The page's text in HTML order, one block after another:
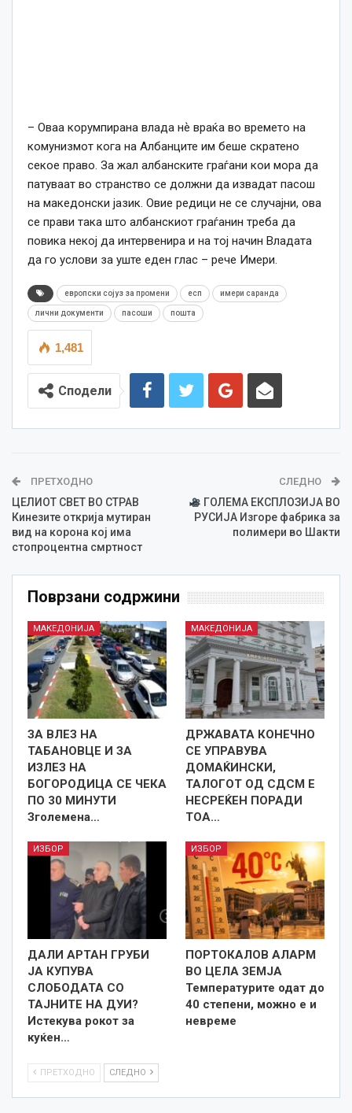
– Оваа корумпирана влада нѐ враќа во времето на
комунизмот кога на Албанците им беше скратено
секое право. За жал албанските граѓани кои мора да
патуваат во странство се должни да извадат пасош
на македонски јазик. Овие редици не се случајни, ова
се прави така што албанскиот граѓанин треба да
повика некој да интервенира и на тој начин Владата
да го услови за уште еден глас – рече Имери.
европски сојуз за промени есп имери саранда
лични документи пасоши пошта
1,481
Сподели
ПРЕТХОДНО
ЦЕЛИОТ СВЕТ ВО СТРАВ
Кинезите открија мутиран
вид на корона кој има
стопроцентна смртност
СЛЕДНО
ГОЛЕМА ЕКСПЛОЗИЈА ВО
РУСИЈА Изгоре фабрика за
полимери во Шакти
Поврзани содржини
МАКЕДОНИЈА
ЗА ВЛЕЗ НА
ТАБАНОВЦЕ И ЗА
ИЗЛЕЗ НА
БОГОРОДИЦА СЕ ЧЕКА
ПО 30 МИНУТИ
Зголемена…
МАКЕДОНИЈА
ДРЖАВАТА КОНЕЧНО
СЕ УПРАВУВА
ДОМАЌИНСКИ,
ТАЛОГОТ ОД СДСМ Е
НЕСРЕЌЕН ПОРАДИ
ТОА…
ИЗБОР
ДАЛИ АРТАН ГРУБИ
ЈА КУПУВА
СЛОБОДАТА СО
ТАЈНИТЕ НА ДУИ?
Истекува рокот за
куќен…
ИЗБОР
ПОРТОКАЛОВ АЛАРМ
ВО ЦЕЛА ЗЕМЈА
Температурите одат до
40 степени, можно е и
невреме
ПРЕТХОДНО СЛЕДНО